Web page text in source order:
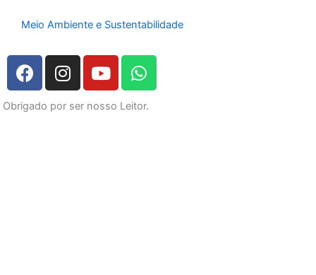
Meio Ambiente e Sustentabilidade
F
a
c
e
I
n
s
t
Y
o
u
t
W
h
a
t
Obrigado por ser nosso Leitor.